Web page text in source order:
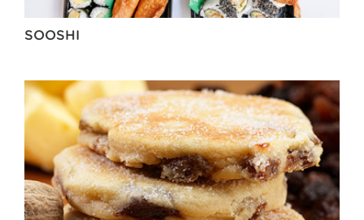
SOOSHI